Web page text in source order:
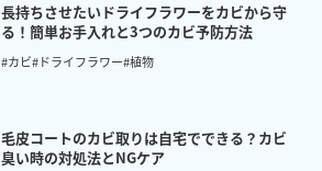
長持ちさせたいドライフラワーをカビから守
る！簡単お手入れと3つのカビ予防方法
#カビ#ドライフラワー#植物
毛皮コートのカビ取りは自宅でできる？カビ
臭い時の対処法とNGケア